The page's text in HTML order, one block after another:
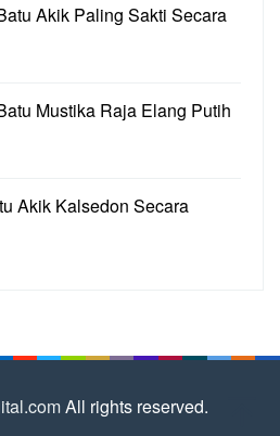
Akik Paling Sakti Secara
Mustika Raja Elang Putih
Akik Kalsedon Secara
All rights reserved.